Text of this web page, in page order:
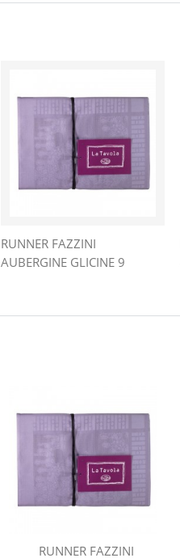
RUNNER FAZZINI
AUBERGINE GLICINE 9
RUNNER FAZZINI